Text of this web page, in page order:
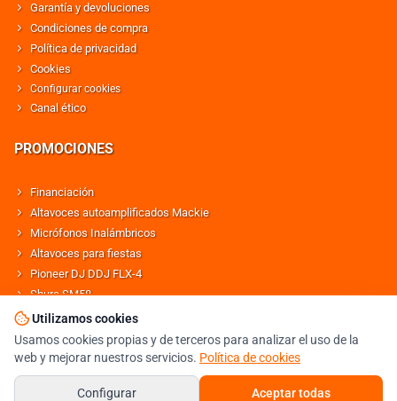
Garantía y devoluciones
Condiciones de compra
Política de privacidad
Cookies
Configurar cookies
Canal ético
PROMOCIONES
Financiación
Altavoces autoamplificados Mackie
Micrófonos Inalámbricos
Altavoces para fiestas
Pioneer DJ DDJ FLX-4
Shure SM58
Altavoces Behringer
TIENDA DJ ESPECIALISTA EN SONIDO E ILUMINACIÓN PROFESIONAL
Utilizamos cookies
Usamos cookies propias y de terceros para analizar el uso de la
web y mejorar nuestros servicios. Política de cookies
Configurar Aceptar todas